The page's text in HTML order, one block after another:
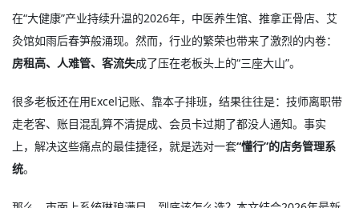
在“大健康”产业持续升温的2026年，中医养生馆、推拿正骨店、艾
灸馆如雨后春笋般涌现。然而，行业的繁荣也带来了激烈的内卷：
房租高、人难管、客流失成了压在老板头上的“三座大山”。
很多老板还在用Excel记账、靠本子排班，结果往往是：技师离职带
走老客、账目混乱算不清提成、会员卡过期了都没人通知。事实
上，解决这些痛点的最佳捷径，就是选对一套“懂行”的店务管理系
统。